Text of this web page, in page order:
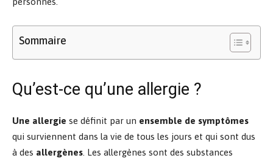
Sommaire
Qu’est-ce qu’une allergie ?
Une allergie se définit par un ensemble de symptômes
qui surviennent dans la vie de tous les jours et qui sont dus
à des allergènes . Les allergènes sont des substances